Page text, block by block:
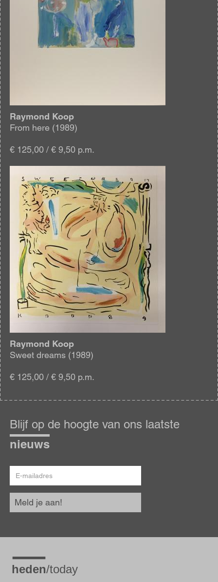
Raymond Koop
From here (1989)
€ 125,00 / € 9,50 p.m.
Raymond Koop
Sweet dreams (1989)
€ 125,00 / € 9,50 p.m.
op
de
hoogte
Blijf op de hoogte van ons laatste
nieuws
mailadres
Meld je aan!